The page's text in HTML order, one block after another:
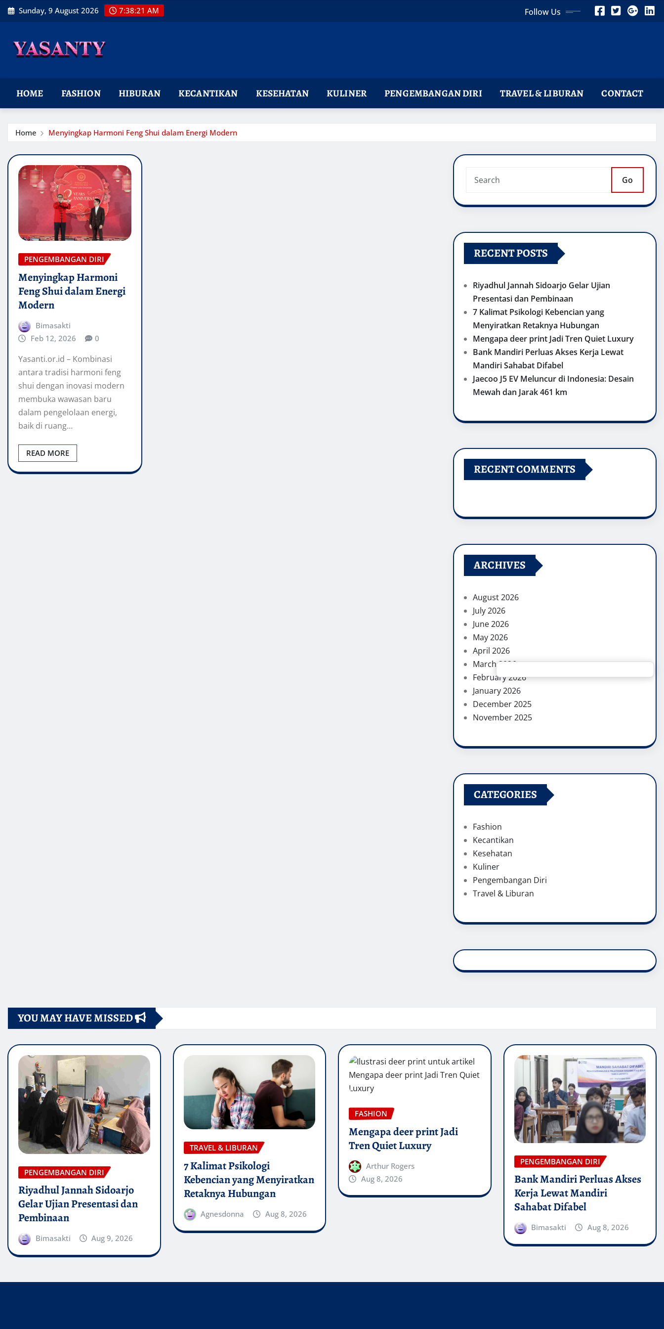
Skip
to
Sunday, 9 August 2026 7:38:22 AM Follow Us
HOME FASHION HIBURAN KECANTIKAN KESEHATAN KULINER PENGEMBANGAN DIRI TRAVEL & LIBURAN CONTACT
Home Menyingkap Harmoni Feng Shui dalam Energi Modern
PENGEMBANGAN DIRI
Menyingkap Harmoni
Feng Shui dalam Energi
Modern
Bimasakti
Feb 12, 2026
0
Yasanti.or.id – Kombinasi
antara tradisi harmoni feng
shui dengan inovasi modern
membuka wawasan baru
dalam pengelolaan energi,
baik di ruang…
READ MORE
Go
RECENT POSTS
Riyadhul Jannah Sidoarjo Gelar Ujian
Presentasi dan Pembinaan
7 Kalimat Psikologi Kebencian yang
Menyiratkan Retaknya Hubungan
Mengapa deer print Jadi Tren Quiet Luxury
Bank Mandiri Perluas Akses Kerja Lewat
Mandiri Sahabat Difabel
Jaecoo J5 EV Meluncur di Indonesia: Desain
Mewah dan Jarak 461 km
RECENT COMMENTS
ARCHIVES
August 2026
July 2026
June 2026
May 2026
April 2026
March 2026
February 2026
January 2026
December 2025
November 2025
CATEGORIES
Fashion
Kecantikan
Kesehatan
Kuliner
Pengembangan Diri
Travel & Liburan
YOU MAY HAVE MISSED
PENGEMBANGAN DIRI
Riyadhul Jannah Sidoarjo
Gelar Ujian Presentasi dan
Pembinaan
Bimasakti Aug 9, 2026
TRAVEL & LIBURAN
7 Kalimat Psikologi
Kebencian yang Menyiratkan
Retaknya Hubungan
Agnesdonna Aug 8, 2026
FASHION
Mengapa deer print Jadi
Tren Quiet Luxury
Arthur Rogers
Aug 8, 2026
PENGEMBANGAN DIRI
Bank Mandiri Perluas Akses
Kerja Lewat Mandiri
Sahabat Difabel
Bimasakti Aug 8, 2026